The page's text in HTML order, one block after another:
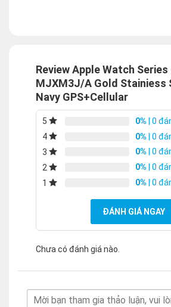
Review Apple Watch Series
MJXM3J/A Gold Stainiess
Navy GPS+Cellular
5 0% | 0
4
0% | 0
3
0% | 0
2
0% | 0
1
0% | 0
ĐÁNH GIÁ NGAY
Chưa có đánh giá nào.